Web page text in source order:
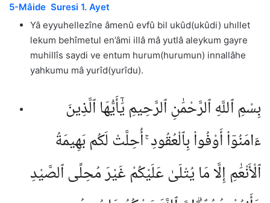
5-Mâide Suresi 1. Ayet
Yâ eyyuhellezîne âmenû evfû bil ukûd(ukûdi) uhıllet
lekum behîmetul en’âmi illâ mâ yutlâ aleykum gayre
muhillîs saydi ve entum hurum(hurumun) innallâhe
yahkumu mâ yurîd(yurîdu).
بِسْمِ ٱللَّهِ ٱلرَّحْمَٰنِ ٱلرَّحِيمِ يَٰٓأَيُّهَا ٱلَّذِينَ
ءَامَنُوٓا۟ أَوْفُوا۟ بِٱلْعُقُودِ ۚ أُحِلَّتْ لَكُم بَهِيمَةُ
ٱلْأَنْعَٰمِ إِلَّا مَا يُتْلَىٰ عَلَيْكُمْ غَيْرَ مُحِلِّى ٱلصَّيْدِ